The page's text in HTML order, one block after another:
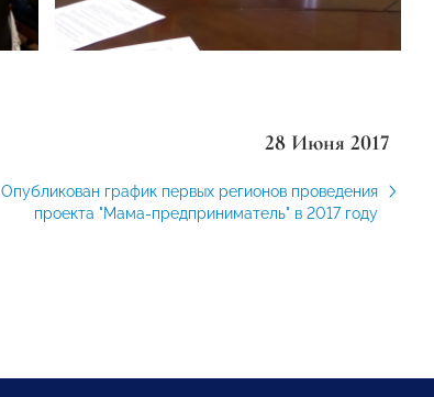
28 Июня 2017
Опубликован график первых регионов проведения
проекта "Мама-предприниматель" в 2017 году